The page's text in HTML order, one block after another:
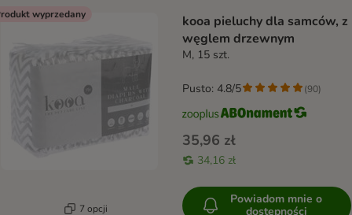
wyprzedany
7 opcji
kooa pieluchy dla samców, z
węglem drzewnym
M, 15 szt.
35,96 zł
34,16 zł
Pusto: 4.8/5 (90)
Powiadom mnie o
dostępności